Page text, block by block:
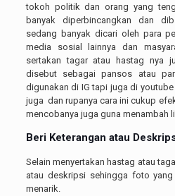
tokoh politik dan orang yang
banyak diperbincangkan dan
sedang banyak dicari oleh para
media sosial lainnya dan
sertakan tagar atau hastag nya
disebut sebagai pansos atau
digunakan di IG tapi juga di
juga dan rupanya cara ini cukup
mencobanya juga guna menambah
Beri Keterangan atau
Selain menyertakan hastag atau
atau deskripsi sehingga foto
menarik.